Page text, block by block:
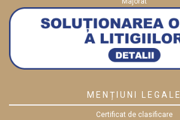
MENȚIUNI LEGALE
Certificat de clasificare